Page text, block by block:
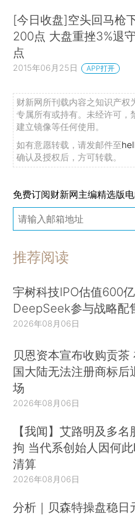
[今日收盘]空头回马枪
200点 大盘重挫3%退
点
2015年06月25日 APP打开
财新网所刊载内容之知识产权
专属所有或持有。未经许可，
建立镜像等任何使用。
如有意愿转载，请发邮件至
确认及授权后，方可转载。
免费订阅财新网主编精选版
推荐阅读
宇树科技IPO估值600
DeepSeek参与战略配
2026年08月06日
贝恩资本宣布收购贡茶
国大陆无法注册商标后
场
2026年08月06日
【我闻】艾路明及多名
拘 当代系创始人因何
清算
2026年08月06日
分析｜贝森特操盘稳日